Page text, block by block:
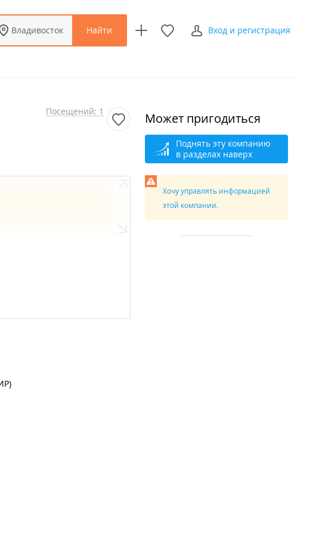
Владивосток Найти Вход и регистрация
Посещений: 1 Может пригодиться
Поднять эту компанию
в разделах наверх
Хочу управлять информацией
этой компании.